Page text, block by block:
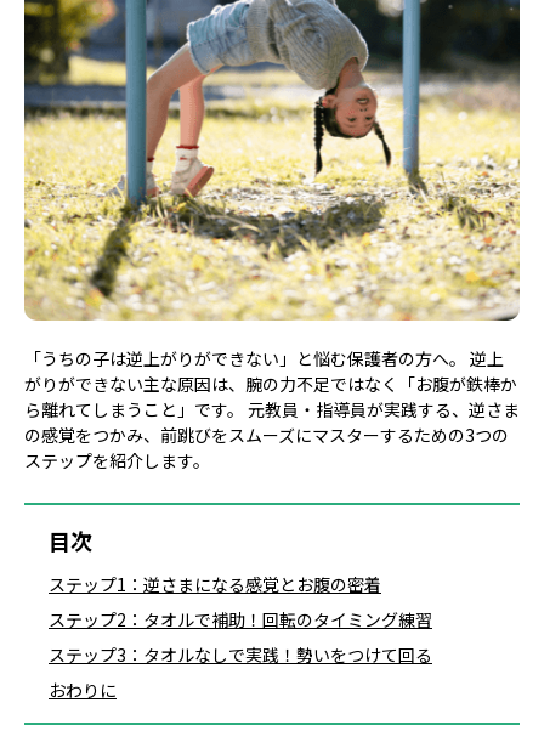
「うちの子は逆上がりができない」と悩む保護者の方へ。 逆上
がりができない主な原因は、腕の力不足ではなく「お腹が鉄棒か
ら離れてしまうこと」です。 元教員・指導員が実践する、逆さま
の感覚をつかみ、前跳びをスムーズにマスターするための3つの
ステップを紹介します。
目次
ステップ1：逆さまになる感覚とお腹の密着
ステップ2：タオルで補助！回転のタイミング練習
ステップ3：タオルなしで実践！勢いをつけて回る
おわりに